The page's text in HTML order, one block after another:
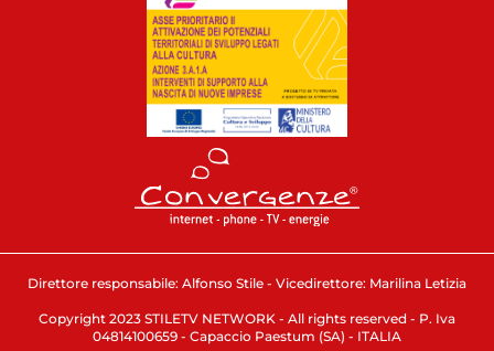
Direttore responsabile: Alfonso Stile - Vicedirettore: Marilina Letizia
Copyright 2023 STILETV NETWORK - All rights reserved - P. Iva
04814100659 - Capaccio Paestum (SA) - ITALIA